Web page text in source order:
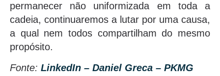
permanecer não uniformizada em toda a
cadeia, continuaremos a lutar por uma causa,
a qual nem todos compartilham do mesmo
propósito.
Fonte: LinkedIn – Daniel Greca – PKMG